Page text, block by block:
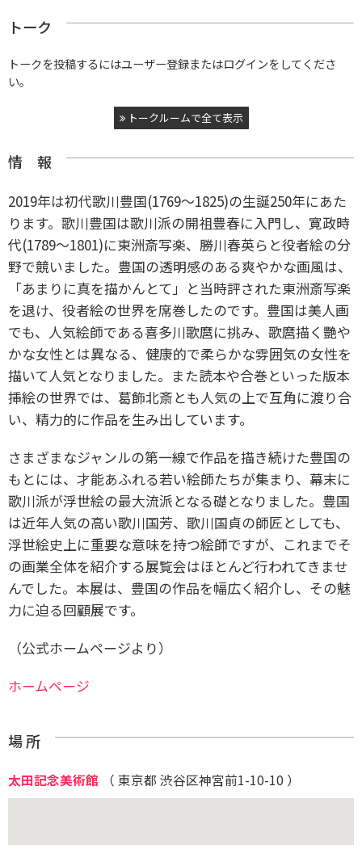
トーク
トークを投稿するにはユーザー登録またはログインをしてくださ
い。
トークルームで全て表示
情 報
2019年は初代歌川豊国(1769～1825)の生誕250年にあた
ります。歌川豊国は歌川派の開祖豊春に入門し、寛政時
代(1789～1801)に東洲斎写楽、勝川春英らと役者絵の分
野で競いました。豊国の透明感のある爽やかな画風は、
「あまりに真を描かんとて」と当時評された東洲斎写楽
を退け、役者絵の世界を席巻したのです。豊国は美人画
でも、人気絵師である喜多川歌麿に挑み、歌麿描く艷や
かな女性とは異なる、健康的で柔らかな雰囲気の女性を
描いて人気となりました。また読本や合巻といった版本
挿絵の世界では、葛飾北斎とも人気の上で互角に渡り合
い、精力的に作品を生み出しています。
さまざまなジャンルの第一線で作品を描き続けた豊国の
もとには、才能あふれる若い絵師たちが集まり、幕末に
歌川派が浮世絵の最大流派となる礎となりました。豊国
は近年人気の高い歌川国芳、歌川国貞の師匠としても、
浮世絵史上に重要な意味を持つ絵師ですが、これまでそ
の画業全体を紹介する展覧会はほとんど行われてきませ
んでした。本展は、豊国の作品を幅広く紹介し、その魅
力に迫る回顧展です。
（公式ホームページより）
ホームページ
場 所
太田記念美術館 （ 東京都 渋谷区神宮前1-10-10 ）